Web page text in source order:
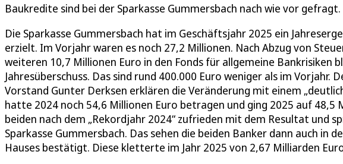
Baukredite sind bei der Sparkasse Gummersbach nach wie vor gefragt.
Die Sparkasse Gummersbach hat im Geschäftsjahr 2025 ein
erzielt. Im Vorjahr waren es noch 27,2 Millionen. Nach Abzug von
weiteren 10,7 Millionen Euro in den Fonds für allgemeine Bankrisiken
Jahresüberschuss. Das sind rund 400.000 Euro weniger als im Vorjahr.
Vorstand Gunter Derksen erklären die Veränderung mit einem
hatte 2024 noch 54,6 Millionen Euro betragen und ging 2025 auf 48,5
beiden nach dem „Rekordjahr 2024“ zufrieden mit dem Resultat und
Sparkasse Gummersbach. Das sehen die beiden Banker dann auch in
Hauses bestätigt. Diese kletterte im Jahr 2025 von 2,67 Milliarden